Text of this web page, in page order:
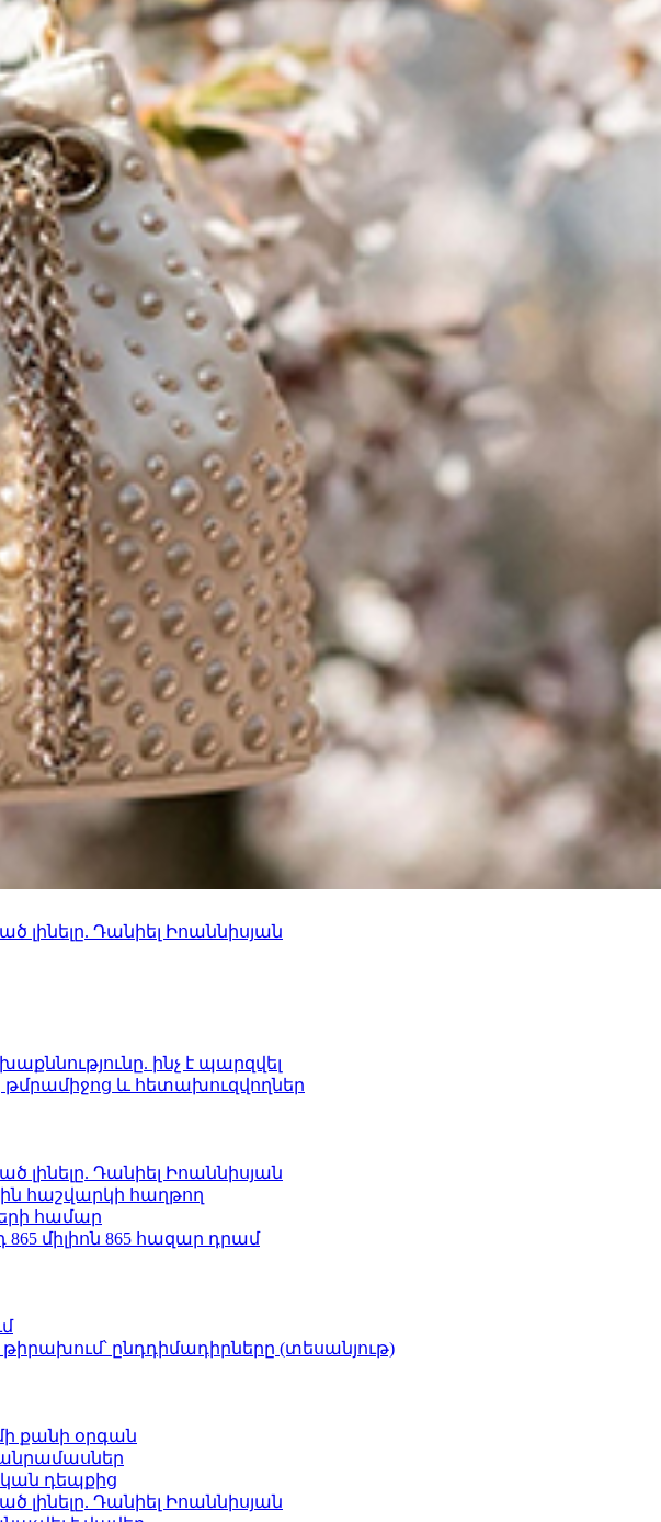
լինելը. Դանիել Իոաննիսյան
ինչ է պարզվել
թմրամիջոց և հետախուզվողներ
լինելը. Դանիել Իոաննիսյան
հաշվարկի հաղթող
համար
միլիոն 865 հազար դրամ
թիրախում՝ ընդդիմադիրները (տեսանյութ)
քանի օրգան
դեպքից
լինելը. Դանիել Իոաննիսյան